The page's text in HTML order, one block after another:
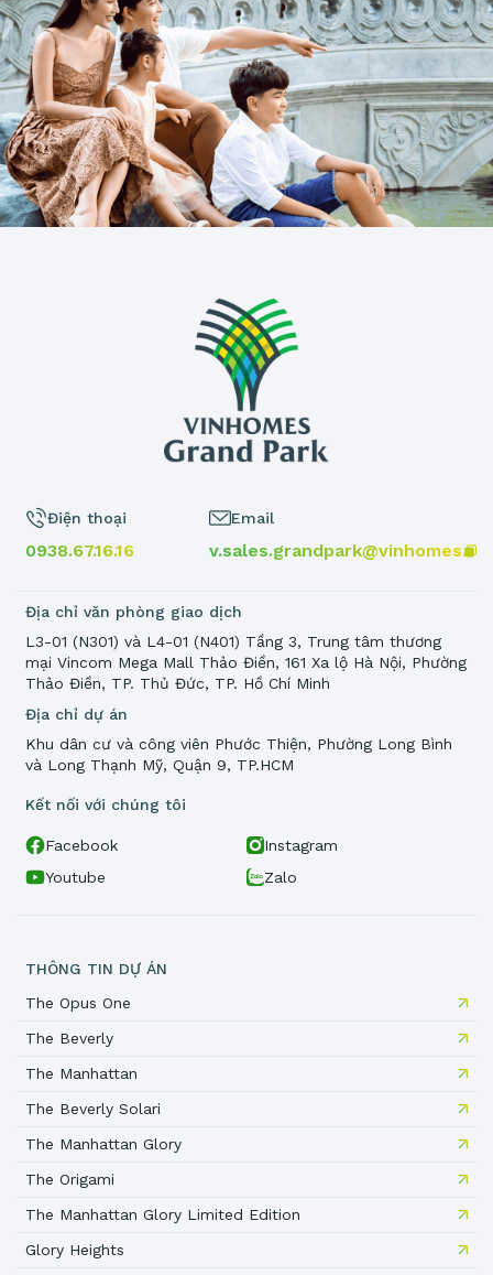
Địa chỉ dự án
Khu dân cư và công viên Phước Thiện, Phường Long Bình
và Long Thạnh Mỹ, Quận 9, TP.HCM
Điện thoại
0938.67.16.16
Email
v.sales.grandpark@vinhomes.vn
Địa chỉ văn phòng giao dịch
L3-01 (N301) và L4-01 (N401) Tầng 3, Trung tâm thương
mại Vincom Mega Mall Thảo Điền, 161 Xa lộ Hà Nội, Phường
Thảo Điền, TP. Thủ Đức, TP. Hồ Chí Minh
Kết nối với chúng tôi
Facebook
Instagram
Youtube
Zalo
THÔNG TIN DỰ ÁN
The Opus One
The Beverly
The Manhattan
The Beverly Solari
The Manhattan Glory
The Origami
The Manhattan Glory Limited Edition
Glory Heights